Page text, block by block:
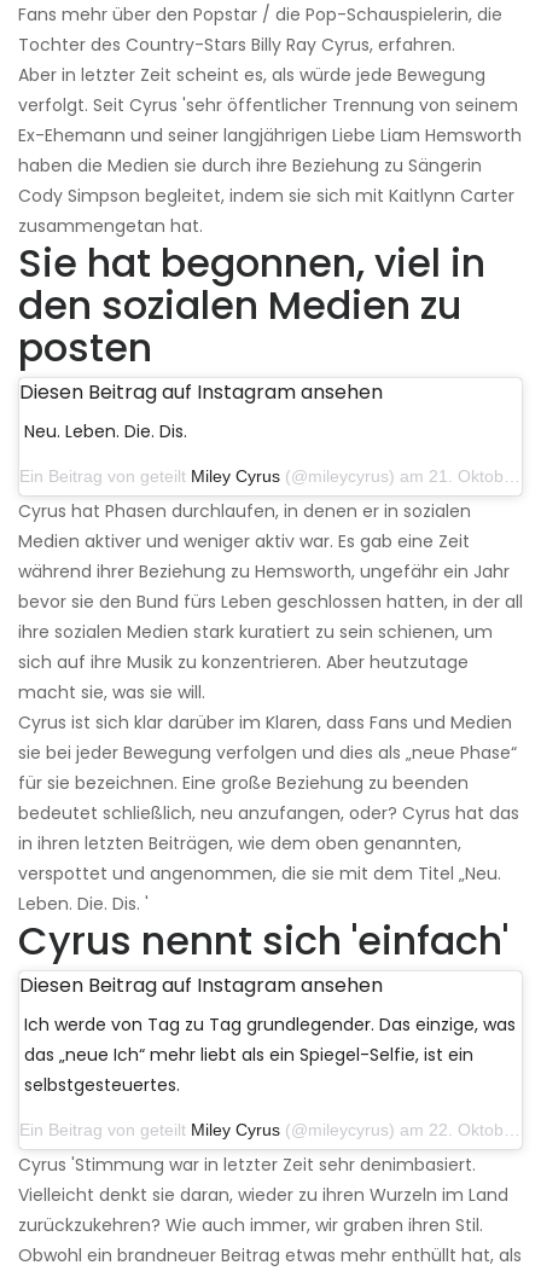
Fans mehr über den Popstar / die Pop-Schauspielerin, die
Tochter des Country-Stars Billy Ray Cyrus, erfahren.
Aber in letzter Zeit scheint es, als würde jede Bewegung
verfolgt. Seit Cyrus 'sehr öffentlicher Trennung von seinem
Ex-Ehemann und seiner langjährigen Liebe Liam Hemsworth
haben die Medien sie durch ihre Beziehung zu Sängerin
Cody Simpson begleitet, indem sie sich mit Kaitlynn Carter
zusammengetan hat.
Sie hat begonnen, viel in
den sozialen Medien zu
posten
Diesen Beitrag auf Instagram ansehen
Neu. Leben. Die. Dis.
Ein Beitrag von geteilt Miley Cyrus (@mileycyrus) am 21. Oktober 2019 um 12:31 Uhr PDT
Cyrus hat Phasen durchlaufen, in denen er in sozialen
Medien aktiver und weniger aktiv war. Es gab eine Zeit
während ihrer Beziehung zu Hemsworth, ungefähr ein Jahr
bevor sie den Bund fürs Leben geschlossen hatten, in der all
ihre sozialen Medien stark kuratiert zu sein schienen, um
sich auf ihre Musik zu konzentrieren. Aber heutzutage
macht sie, was sie will.
Cyrus ist sich klar darüber im Klaren, dass Fans und Medien
sie bei jeder Bewegung verfolgen und dies als „neue Phase“
für sie bezeichnen. Eine große Beziehung zu beenden
bedeutet schließlich, neu anzufangen, oder? Cyrus hat das
in ihren letzten Beiträgen, wie dem oben genannten,
verspottet und angenommen, die sie mit dem Titel „Neu.
Leben. Die. Dis. '
Cyrus nennt sich 'einfach'
Diesen Beitrag auf Instagram ansehen
Ich werde von Tag zu Tag grundlegender. Das einzige, was
das „neue Ich“ mehr liebt als ein Spiegel-Selfie, ist ein
selbstgesteuertes.
Ein Beitrag von geteilt Miley Cyrus (@mileycyrus) am 22. Oktober 2019 um 11:39 Uhr PDT
Cyrus 'Stimmung war in letzter Zeit sehr denimbasiert.
Vielleicht denkt sie daran, wieder zu ihren Wurzeln im Land
zurückzukehren? Wie auch immer, wir graben ihren Stil.
Obwohl ein brandneuer Beitrag etwas mehr enthüllt hat, als